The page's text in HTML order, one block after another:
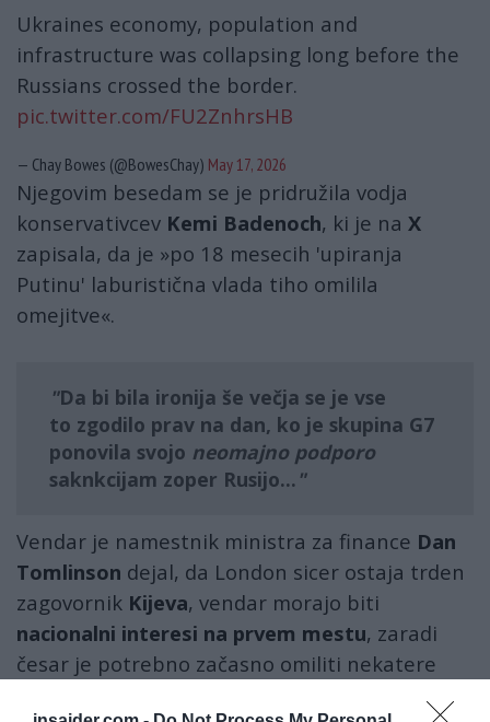
Ukraines economy, population and
infrastructure was collapsing long before the
Russians crossed the border.
pic.twitter.com/FU2ZnhrsHB
— Chay Bowes (@BowesChay) May 17, 2026
Njegovim besedam se je pridružila vodja
konservativcev Kemi Badenoch, ki je na X
zapisala, da je »po 18 mesecih 'upiranja
Putinu' laburistična vlada tiho omilila
omejitve«.
Da bi bila ironija še večja se je vse
to zgodilo prav na dan, ko je skupina G7
ponovila svojo neomajno podporo
saknkcijam zoper Rusijo...
Vendar je namestnik ministra za finance Dan
Tomlinson dejal, da London sicer ostaja trden
zagovornik Kijeva, vendar morajo biti
nacionalni interesi na prvem mestu, zaradi
česar je potrebno začasno omiliti nekatere